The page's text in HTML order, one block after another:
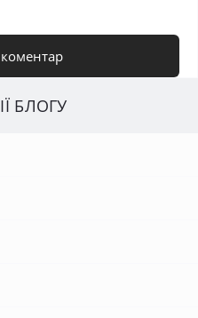
БЛОГУ